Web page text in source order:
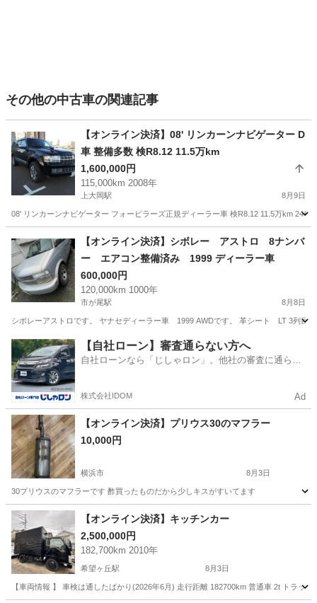
その他の中古車の関連記事
【オンライン決済】08' リンカーンナビゲーター D
車 整備多数 検R8.12 11.5万km
1,600,000円
115,000km 2008年
上大岡駅 8月9日
08' リンカーンナビゲーター フォーピラーズ正規ディーラー車 検R8.12 11.5万km 24
上大岡駅 その他 車両
【オンライン決済】シボレー アストロ 8ナンバ
ー エアコン整備済み 1999 ディーラー車
600,000円
120,000km 1000年
市が尾駅 8月8日
シボレーアストロです。 ヤナセディーラー車 1999 AWDです。 革シート LT 3列目
神奈川 横浜市 市が尾駅 その他
【自社ローン】審査通らない方へ
自社ローンなら「じしゃロン」。他社の審査に通らな
株式会社IDOM Ad
【オンライン決済】プリウス30のマフラー
10,000円
横浜市 8月3日
30プリウスのマフラーです 酢買ったものだから少しキスがすいてます
神奈川 横浜市 その他
【オンライン決済】キッチンカー
2,500,000円
182,700km 2010年
希望ヶ丘駅 8月3日
【車両情報 】 車検は通したばかり(2026年6月) 走行距離 182700km 普通車 2t トラッ